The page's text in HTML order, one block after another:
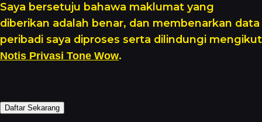
Saya bersetuju bahawa maklumat yang
diberikan adalah benar, dan membenarkan data
peribadi saya diproses serta dilindungi mengikut
Notis Privasi Tone Wow.
Daftar Sekarang